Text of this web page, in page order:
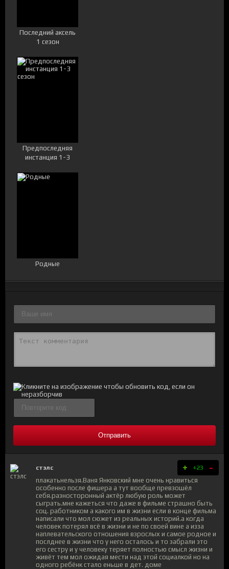
Последний аксель
1 сезон
Предпоследняя
инстанция 1-3
Родные
Отправить
стэлс + +23 -
плакатьнельзя.Ваня Янковский мне очень нравиться
особенно после фишера а тут вообще превзошёл
себя.разносторонный актёр любую роль может
сыграть.мне кажеться что даже в фильме страшно быть
соц. работником а какого им в жизни если в конце фильма
написали что мол сюжет из реальных историй.а когда
человек потерял всё в жизни и не по своей вине а изза
наплевательского отношения взрослых и самое родное и
послднее в жизни что у него осталось и то забрали это
его сестру и у человеку теряет полностью смысл жизни и
живёт тем мол ожидая мести над этой социалкой но на
одного ребёнк стало еньше в дет. доме